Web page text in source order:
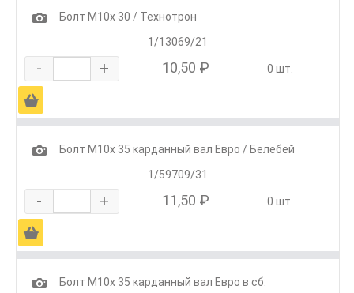
1
Болт М10х 30 / Технотрон
1/13069/21
- + 10,50 ₽ 0 шт.
Ä
1
Болт М10х 35 карданный вал Евро / Белебей
1/59709/31
- + 11,50 ₽ 0 шт.
Ä
1
Болт М10х 35 карданный вал Евро в сб.